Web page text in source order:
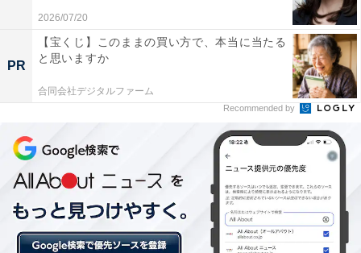
1位：綾野剛／60票
2026/07/20
PR
【宝くじ】このままの買い方で、本当に当たる
と思いますか
合同会社デジタルファーム
Recommended by